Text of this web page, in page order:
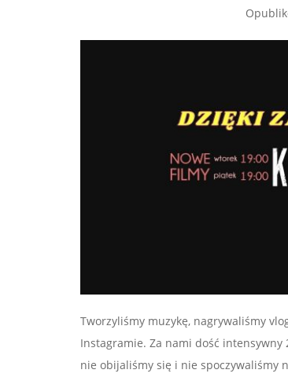
Tworzyliśmy muzykę, nagrywaliśmy
Instagramie. Za nami dość intensywny
nie obijaliśmy się i nie spoczywaliśmy